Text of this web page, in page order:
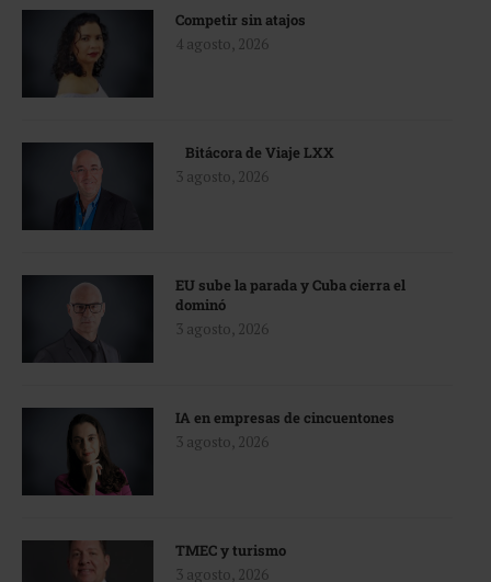
Competir sin atajos
4 agosto, 2026
Bitácora de Viaje LXX
3 agosto, 2026
EU sube la parada y Cuba cierra el
dominó
3 agosto, 2026
IA en empresas de cincuentones
3 agosto, 2026
TMEC y turismo
3 agosto, 2026